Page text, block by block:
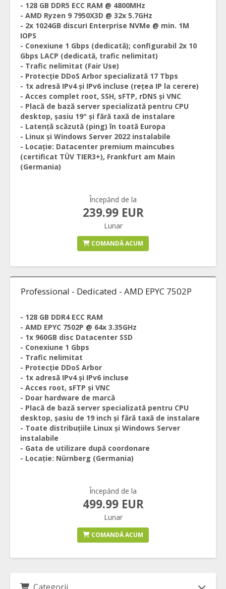
- 128 GB DDR5 ECC RAM @ 4800MHz
- AMD Ryzen 9 7950X3D @ 32x 5.7GHz
- 2x 1024GB discuri Enterprise NVMe @ min. 1M
IOPS
- Conexiune 1 Gbps (dedicată); configurabil 2x 10
Gbps LACP (dedicată, trafic nelimitat)
- Trafic nelimitat (Fair Use)
- Protecție DDoS Arbor specializată 17 Tbps
- 1x adresă IPv4 și IPv6 incluse (rețea IP la cerere)
- Acces complet root, SSH, sFTP, rDNS și VNC
- Placă de bază server specializată pentru CPU
desktop, șasiu 19" și fără taxă de instalare
- Latență scăzută (ping) în toată Europa
- Linux și Windows Server 2022 instalabile
- Locație: Datacenter premium maincubes
(certificat TÜV TIER3+), Frankfurt am Main
(Germania)
Începănd de la
239.99 EUR
Lunar
COMANDĂ ACUM
Professional - Dedicated - AMD EPYC 7502P
- 128 GB DDR4 ECC RAM
- AMD EPYC 7502P @ 64x 3.35GHz
- 1x 960GB disc Datacenter SSD
- Conexiune 1 Gbps
- Trafic nelimitat
- Protecție DDoS Arbor
- 1x adresă IPv4 și IPv6 incluse
- Acces root, sFTP și VNC
- Doar hardware de marcă
- Placă de bază server specializată pentru CPU
desktop, șasiu de 19 inch și fără taxă de instalare
- Toate distribuțiile Linux și Windows Server
instalabile
- Gata de utilizare după coordonare
- Locație: Nürnberg (Germania)
Începănd de la
499.99 EUR
Lunar
COMANDĂ ACUM